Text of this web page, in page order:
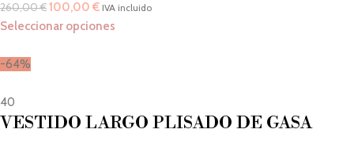
260,00€100,00 € IVA incluido
Seleccionar opciones
-64%
40
VESTIDO LARGO PLISADO DE GASA